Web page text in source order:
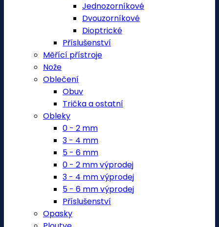
Jednozorníkové
Dvouzorníkové
Dioptrické
Příslušenství
Měřící přístroje
Nože
Oblečení
Obuv
Trička a ostatní
Obleky
0 - 2 mm
3 - 4 mm
5 - 6 mm
0 - 2 mm výprodej
3 - 4 mm výprodej
5 - 6 mm výprodej
Příslušenství
Opasky